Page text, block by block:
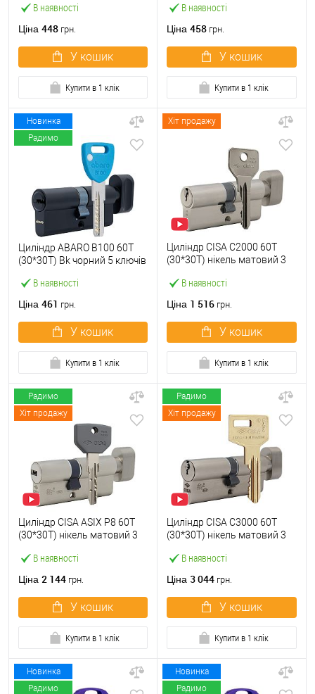
В наявності
Ціна 448 грн.
У кошик
Купити в 1 клік
В наявності
Ціна 458 грн.
У кошик
Купити в 1 клік
Новинка
Радимо
В наявності
Циліндр ABARO B100 60T
(30*30T) Bk чорний 5 ключів
Ціна 461 грн.
У кошик
Купити в 1 клік
Хіт продажу
В наявності
Циліндр CISA C2000 60T
(30*30T) нікель матовий 3
Ціна 1 516 грн.
У кошик
Купити в 1 клік
Радимо
Хіт продажу
В наявності
Циліндр CISA ASIX P8 60T
(30*30T) нікель матовий 3
Ціна 2 144 грн.
У кошик
Купити в 1 клік
Радимо
Хіт продажу
В наявності
Циліндр CISA C3000 60T
(30*30T) нікель матовий 3
Ціна 3 044 грн.
У кошик
Купити в 1 клік
Новинка
Радимо
Новинка
Радимо